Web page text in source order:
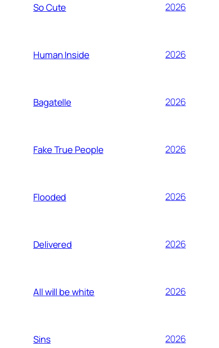
So Cute 2026
Human Inside 2026
Bagatelle 2026
Fake True People 2026
Flooded 2026
Delivered 2026
All will be white 2026
Sins 2026